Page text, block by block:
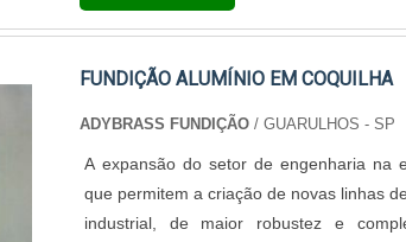
FUNDIÇÃO ALUMÍNIO EM COQUILHA
ADYBRASS FUNDIÇÃO/ GUARULHOS - SP
A expansão do setor de engenharia na
que permitem a criação de novas linhas
industrial, de maior robustez e